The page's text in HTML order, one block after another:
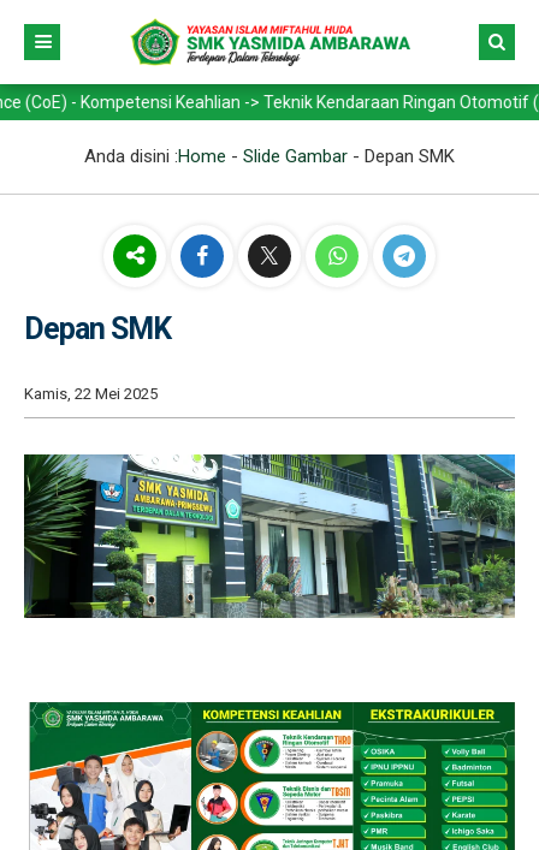
- Kompetensi Keahlian -> Teknik Kendaraan Ringan Otomotif
Anda disini :Home - Slide Gambar - Depan SMK
Depan SMK
Kamis, 22 Mei 2025